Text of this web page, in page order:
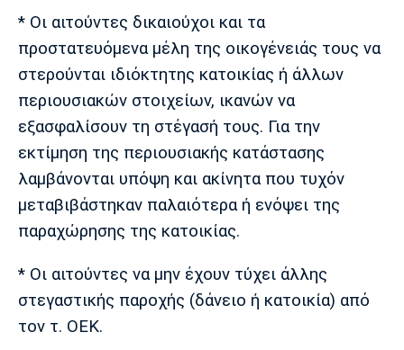
* Οι αιτούντες δικαιούχοι και τα
προστατευόμενα μέλη της οικογένειάς τους να
στερούνται ιδιόκτητης κατοικίας ή άλλων
περιουσιακών στοιχείων, ικανών να
εξασφαλίσουν τη στέγασή τους. Για την
εκτίμηση της περιουσιακής κατάστασης
λαμβάνονται υπόψη και ακίνητα που τυχόν
μεταβιβάστηκαν παλαιότερα ή ενόψει της
παραχώρησης της κατοικίας.
* Οι αιτούντες να μην έχουν τύχει άλλης
στεγαστικής παροχής (δάνειο ή κατοικία) από
τον τ. ΟΕΚ.